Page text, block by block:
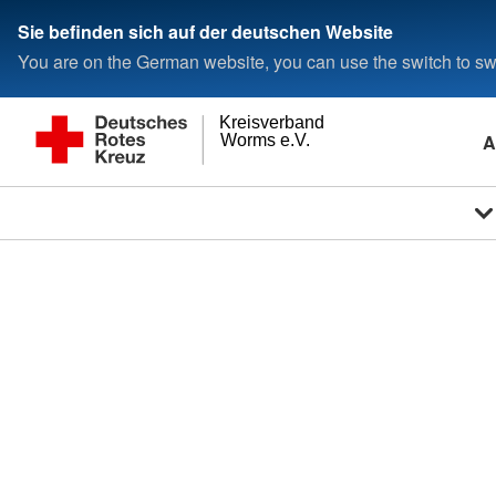
Sie befinden sich auf der deutschen Website
You are on the German website, you can use the switch to
Worms e.V.
Kreisverband